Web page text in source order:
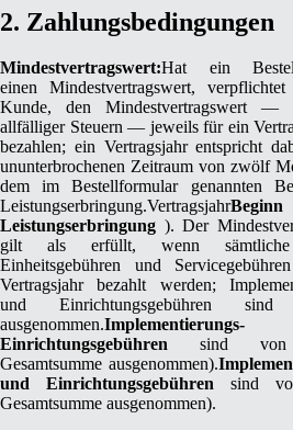
2. Zahlungsbedingungen
Mindestvertragswert:Hat ein
einen Mindestvertragswert,
Kunde, den Mindestvertragswert —
allfälliger Steuern — jeweils für ein
bezahlen; ein Vertragsjahr entspricht
ununterbrochenen Zeitraum von zwölf
dem im Bestellformular genannten
Leistungserbringung.Vertragsjahr
Leistungserbringung ). Der
gilt als erfüllt, wenn
Einheitsgebühren und
Vertragsjahr bezahlt werden;
und Einrichtungsgebühren sind
ausgenommen.
Einrichtungsgebühren sind von
Gesamtsumme ausgenommen).
und Einrichtungsgebühren sind
Gesamtsumme ausgenommen).